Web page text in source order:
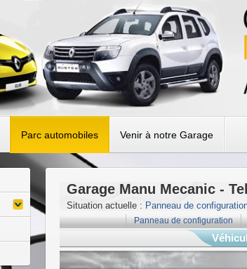
Parc automobiles Venir à notre Garage
Garage Manu Mecanic -
Situation actuelle : Panneau de
Panneau de configuration